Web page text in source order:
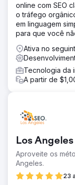
online com SEO
o tráfego
em linguagem
para que você
Ativa no
Tecnologia da
A partir de
Los
Aproveite os
Angeles.
23